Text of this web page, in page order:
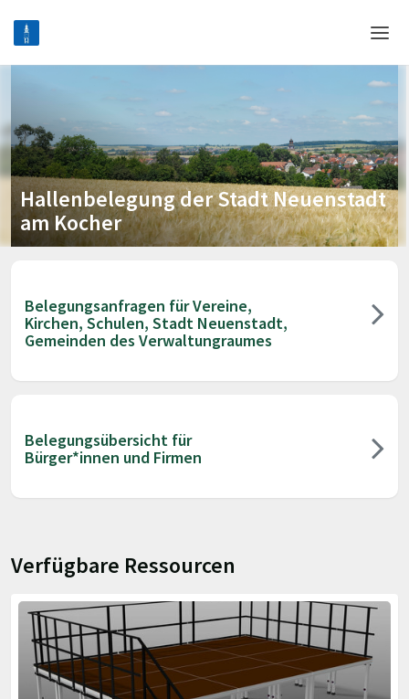
Language
Help & Info
Hallenbelegung der Stadt Neuenstadt
am Kocher
Belegungsanfragen für Vereine,
Kirchen, Schulen, Stadt Neuenstadt,
Gemeinden des Verwaltungraumes
Belegungsübersicht für
Bürger*innen und Firmen
Verfügbare Ressourcen